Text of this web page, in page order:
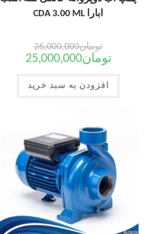
ابارا CDA 3.00 ML
تومان26,000,000
تومان25,000,000
افزودن به سبد خرید